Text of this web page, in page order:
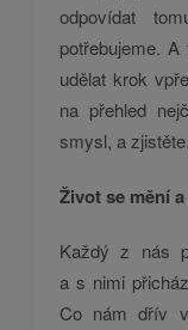
odpovídat
potřebujeme.
udělat krok
na přehled
smysl, a
Život se mění
Každý z nás
a s nimi
Co nám dřív